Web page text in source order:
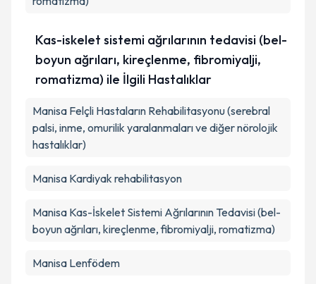
Kas-iskelet sistemi ağrılarının tedavisi (bel-
boyun ağrıları, kireçlenme, fibromiyalji,
romatizma) ile İlgili Hastalıklar
Manisa Felçli Hastaların Rehabilitasyonu (serebral
palsi, inme, omurilik yaralanmaları ve diğer nörolojik
hastalıklar)
Manisa Kardiyak rehabilitasyon
Manisa Kas-İskelet Sistemi Ağrılarının Tedavisi (bel-
boyun ağrıları, kireçlenme, fibromiyalji, romatizma)
Manisa Lenfödem